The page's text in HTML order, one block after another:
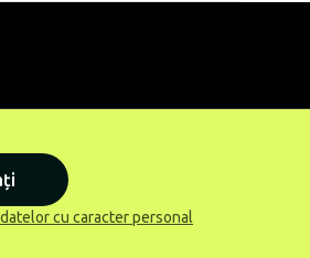
cu caracter personal